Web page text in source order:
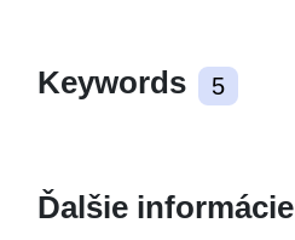
Keywords 5
Ďalšie informácie